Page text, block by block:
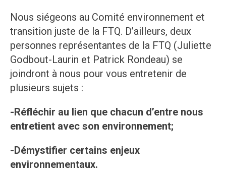
Nous siégeons au Comité environnement et
transition juste de la FTQ. D’ailleurs, deux
personnes représentantes de la FTQ (Juliette
Godbout-Laurin et Patrick Rondeau) se
joindront à nous pour vous entretenir de
plusieurs sujets :
-Réfléchir au lien que chacun d’entre nous
entretient avec son environnement;
-Démystifier certains enjeux
environnementaux.